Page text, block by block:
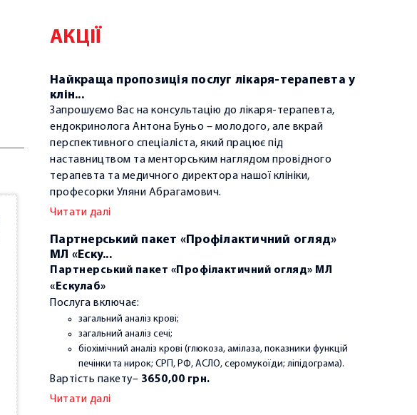
АКЦІЇ
Найкраща пропозиція послуг лікаря-терапевта у
клін...
Запрошуємо Вас на консультацію до лікаря-терапевта,
ендокринолога Антона Буньо – молодого, але вкрай
перспективного спеціаліста, який працює під
наставництвом та менторським наглядом провідного
терапевта та медичного директора нашої клініки,
професорки Уляни Абрагамович.
Читати далі
Партнерський пакет «Профілактичний огляд»
МЛ «Еску...
Партнерський пакет «Профілактичний огляд» МЛ
«Ескулаб»
Послуга включає:
загальний аналіз крові;
загальний аналіз сечі;
біохімічний аналіз крові (глюкоза, амілаза, показники функцій
печінки та нирок; СРП, РФ, АСЛО, серомукоїди; ліпідограма).
Вартість пакету– 3650,00 грн.
Читати далі